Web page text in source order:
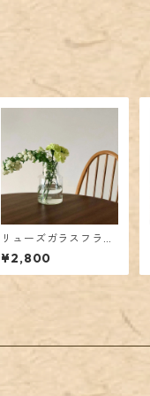
リューズガラスフラワ
ーベースロケート
¥2,800